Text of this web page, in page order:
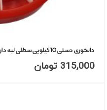
دانخوری دستی 10 کیلویی سطلی لبه دار
315,000 تومان